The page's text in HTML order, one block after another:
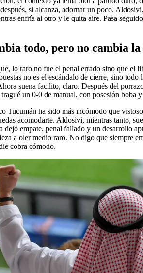
si alcanza, adornar un poco.
enfría al otro y le quita aire. Pasa
todo, pero no cambia la
lo raro no fue el penal errado sino que el
no es el escándalo de cierre, sino
suena facilito, claro. Después del
un 0-0 de manual, con posesión boba
Tucumán ha sido más incómodo que
acomodarte. Aldosivi, mientras tanto,
dejó empate, penal fallado y un desarrollo
a oler medio raro. No digo que siempre
cobra cómodo.